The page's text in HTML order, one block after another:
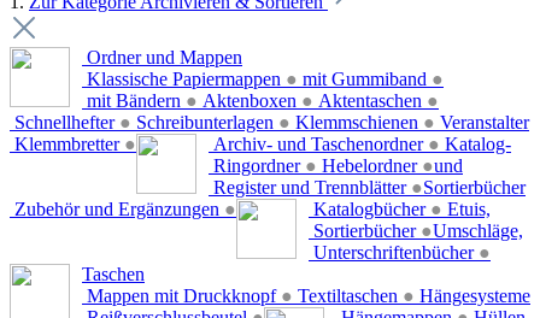
Ordner und Mappen
Klassische Papiermappen ● mit Gummiband ●
mit Bändern ● Aktenboxen ● Aktentaschen ●
Schnellhefter ● Schreibunterlagen ● Klemmschienen ●
Klemmbretter ●
Veranstalter
Archiv- und Taschenordner ●
Ringordner ● Hebelordner ●
Register und Trennblätter ●
Zubehör und Ergänzungen ●
Katalog-
und
Sortierbücher
Katalogbücher ●
Sortierbücher ●
Unterschriftenbücher ●
Etuis,
Umschläge,
Taschen
Mappen mit Druckknopf ● Textiltaschen ● Hängesysteme